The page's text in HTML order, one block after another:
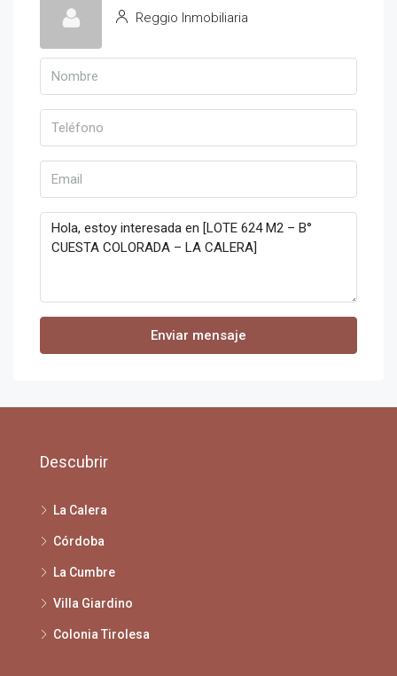
Reggio Inmobiliaria
Enviar mensaje
Descubrir
La Calera
Córdoba
La Cumbre
Villa Giardino
Colonia Tirolesa